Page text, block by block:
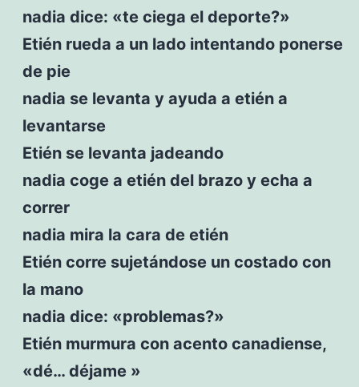
nadia dice: «te ciega el deporte?»
Etién rueda a un lado intentando ponerse
de pie
nadia se levanta y ayuda a etién a
levantarse
Etién se levanta jadeando
nadia coge a etién del brazo y echa a
correr
nadia mira la cara de etién
Etién corre sujetándose un costado con
la mano
nadia dice: «problemas?»
Etién murmura con acento canadiense,
«dé… déjame »